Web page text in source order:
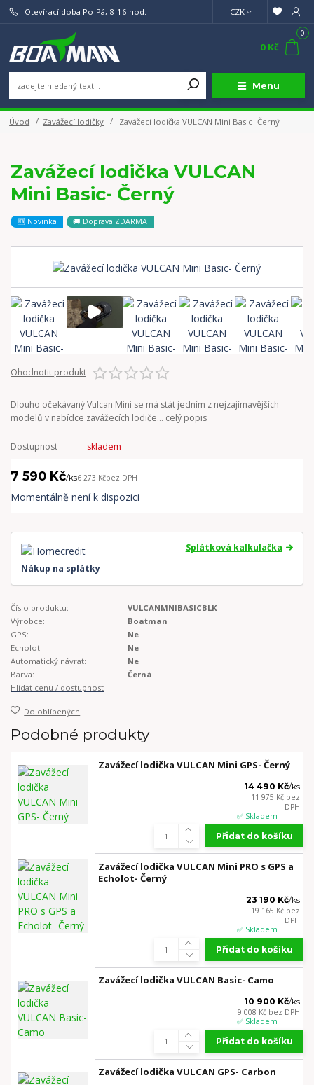
Menu
CZK
Otevírací doba Po-Pá, 8-16 hod.
0
0 Kč
Úvod Zavážecí lodičky Zavážecí lodička VULCAN Mini Basic- Černý
Zavážecí lodička VULCAN
Mini Basic- Černý
🆕 Novinka 🚚 Doprava ZDARMA
Ohodnotit produkt
Dlouho očekávaný Vulcan Mini se má stát jedním z nejzajímavějších
modelů v nabídce zavážecích lodiče... celý popis
Dostupnost skladem
7 590 Kč/ks6 273 Kčbez DPH
Momentálně není k dispozici
Splátková kalkulačka
Nákup na splátky
Číslo produktu:
VULCANMNIBASICBLK
Výrobce:
Boatman
GPS:
Ne
Echolot:
Ne
Automatický návrat:
Ne
Barva:
Černá
Hlídat cenu / dostupnost
Do oblíbených
Podobné produkty
Zavážecí lodička VULCAN Mini GPS- Černý
14 490 Kč/ks
11 975 Kč bez
DPH
✅ Skladem
Přidat do košíku
Zavážecí lodička VULCAN Mini PRO s GPS a
Echolot- Černý
23 190 Kč/ks
19 165 Kč bez
DPH
✅ Skladem
Přidat do košíku
Zavážecí lodička VULCAN Basic- Camo
10 900 Kč/ks
9 008 Kč bez DPH
✅ Skladem
Přidat do košíku
Zavážecí lodička VULCAN GPS- Carbon